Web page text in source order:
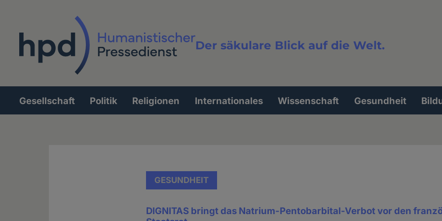
Der säkulare Blick auf die Welt.
Volltextsuche
Hauptnavigation
Gesellschaft Politik Religionen Internationales Wissenschaft Gesundheit
GESUNDHEIT
DIGNITAS bringt das Natrium-Pentobarbital-Verbot vor den